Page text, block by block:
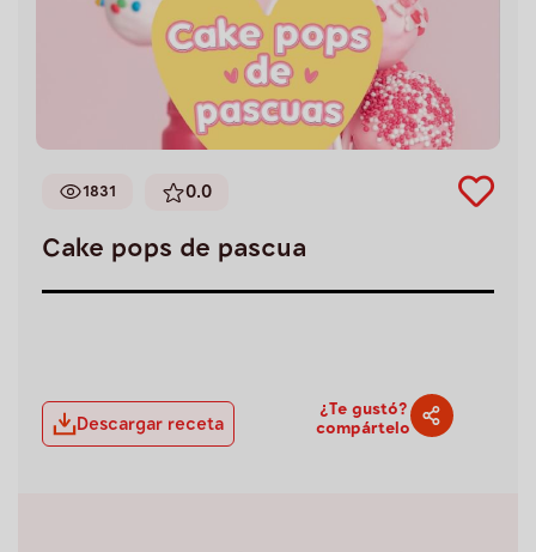
1831 0.0
Cake pops de pascua
Descargar receta
¿Te gustó?
compártelo